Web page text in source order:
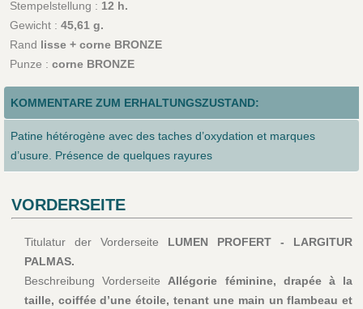
Stempelstellung : 12 h.
Gewicht : 45,61 g.
Rand lisse + corne BRONZE
Punze : corne BRONZE
KOMMENTARE ZUM ERHALTUNGSZUSTAND:
Patine hétérogène avec des taches d’oxydation et marques
d’usure. Présence de quelques rayures
VORDERSEITE
Titulatur der Vorderseite LUMEN PROFERT - LARGITUR
PALMAS.
Beschreibung VorderseiteAllégorie féminine, drapée à la
taille, coiffée d’une étoile, tenant une main un flambeau et